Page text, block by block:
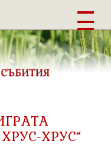
Burger
ХРУС“